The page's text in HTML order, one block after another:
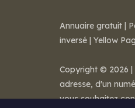
Annuaire gratuit |
inversé | Yellow
Copyright © 2026 |
adresse, d'un
vous souhaitez